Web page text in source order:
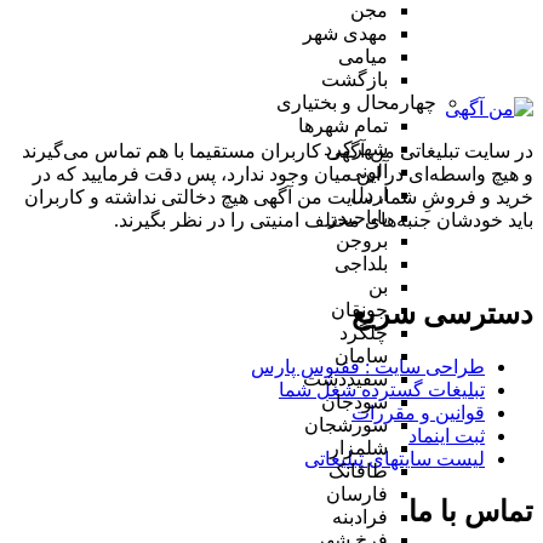
مجن
مهدی شهر
میامی
بازگشت
چهارمحال و بختیاری
تمام شهر‌ها
شهرکرد
آلونی
اردل
باباحیدر
بروجن
بلداجی
بن
جونقان
چلگرد
سامان
سفیددشت
سودجان
سورشجان
شلمزار
طاقانک
فارسان
فرادبنه
در سایت تبلیغاتی من آگهی کاربران مستقیما با هم تماس می‌گیرند
و هیچ واسطه‌ای در این میان وجود ندارد، پس دقت فرمایید که در
خرید و فروشِ شما، سایت من آگهی هیچ دخالتی نداشته و کاربران
باید خودشان جنبه‌های مختلف امنیتی را در نظر بگیرند.
دسترسی سریع
طراحی سایت :‌ ققنوس پارس
تبلیغات گسترده شغل شما
قوانین و مقررات
ثبت اینماد
لیست سایتهای تبلیغاتی
تماس با ما